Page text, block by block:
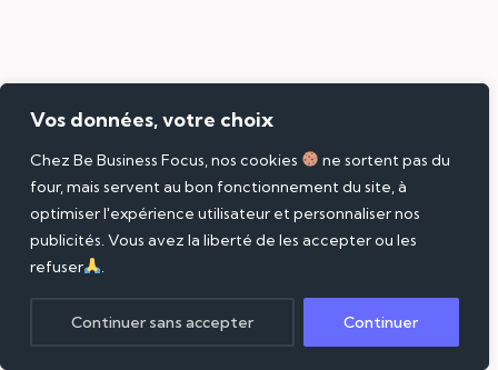
Vos données, votre choix
Chez Be Business Focus, nos cookies
ne sortent pas du
four, mais servent au bon fonctionnement du site, à
optimiser l'expérience utilisateur et personnaliser nos
publicités. Vous avez la liberté de les accepter ou les
refuser
.
Continuer sans accepter Continuer